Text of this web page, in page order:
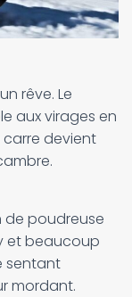
rêve. Le
aux virages en
devient
de poudreuse
et beaucoup
sentant
mordant.